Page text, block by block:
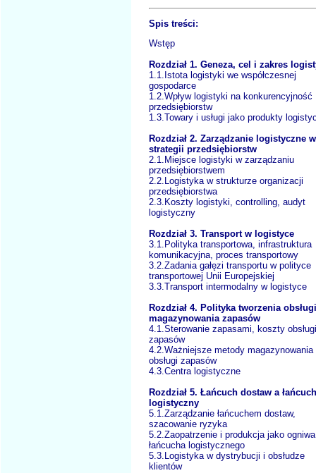
Spis treści:
Wstęp
Rozdział 1. Geneza, cel i zakres
1.1.Istota logistyki we współczesnej
gospodarce
1.2.Wpływ logistyki na konkurencyjność
przedsiębiorstw
1.3.Towary i usługi jako produkty
Rozdział 2. Zarządzanie logistyczne w
strategii przedsiębiorstw
2.1.Miejsce logistyki w zarządzaniu
przedsiębiorstwem
2.2.Logistyka w strukturze organizacji
przedsiębiorstwa
2.3.Koszty logistyki, controlling, audyt
logistyczny
Rozdział 3. Transport w logistyce
3.1.Polityka transportowa, infrastruktura
komunikacyjna, proces transportowy
3.2.Zadania gałęzi transportu w polityce
transportowej Unii Europejskiej
3.3.Transport intermodalny w logistyce
Rozdział 4. Polityka tworzenia
magazynowania zapasów
4.1.Sterowanie zapasami, koszty obsługi
zapasów
4.2.Ważniejsze metody magazynowania
obsługi zapasów
4.3.Centra logistyczne
Rozdział 5. Łańcuch dostaw a łańcuch
logistyczny
5.1.Zarządzanie łańcuchem dostaw,
szacowanie ryzyka
5.2.Zaopatrzenie i produkcja jako ogniwa
łańcucha logistycznego
5.3.Logistyka w dystrybucji i obsłudze
klientów